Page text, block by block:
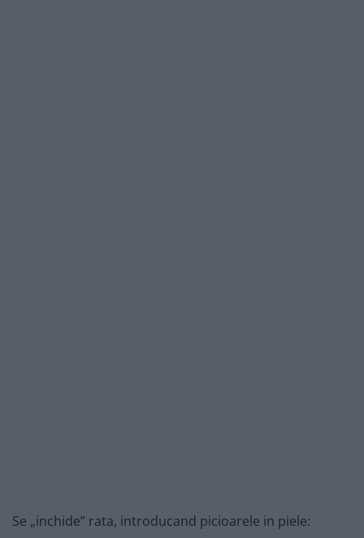
Se „inchide” rata, introducand picioarele in piele: